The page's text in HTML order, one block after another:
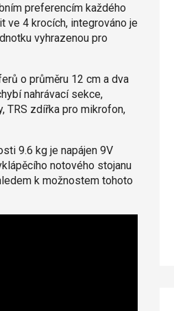
preferencím každého
ve 4 krocích, integrováno je
vyhrazenou pro
o průměru 12 cm a dva
nahrávací sekce,
TRS zdířka pro mikrofon,
9.6 kg je napájen 9V
notového stojanu
k možnostem tohoto